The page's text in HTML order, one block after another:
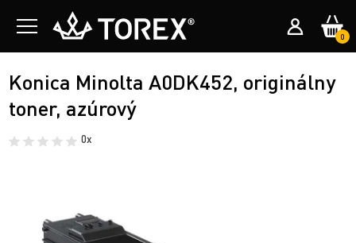
0
Konica Minolta A0DK452, originálny
toner, azúrový
0x